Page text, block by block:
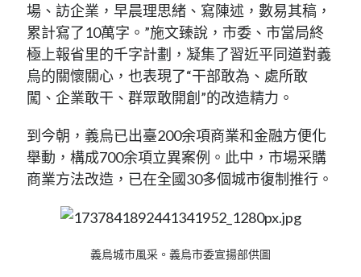
場、訪企業，早晨理思緒、寫陳述，數易其稿，
累計寫了10萬字。”施文臻說，市委、市當局終
極上報省里的千字計劃，凝集了習近平同道對義
烏的關懷關心，也表現了“干部敢為、處所敢
闖、企業敢干、群眾敢開創”的改造精力。
到今朝，義烏已出臺200余項商業和金融方便化
舉動，構成700余項立異案例。此中，市場采購
商業方法改造，已在全國30多個城市復制推行。
義烏城市風采。義烏市委宣揚部供圖